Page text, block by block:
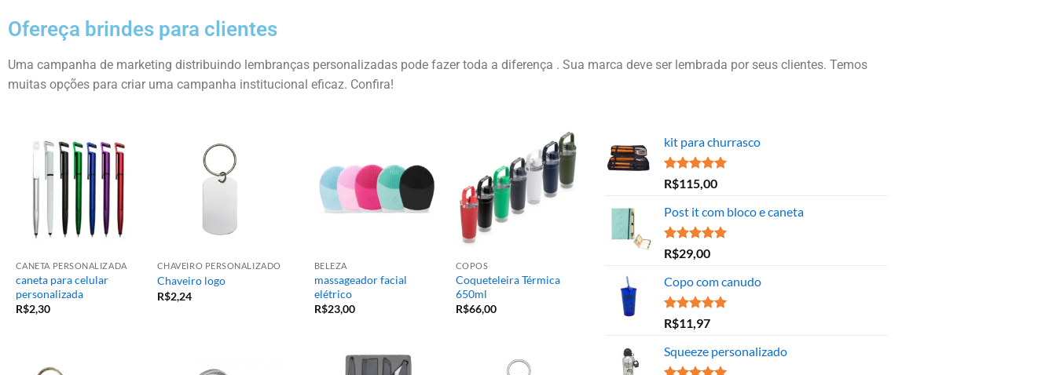
Ofereça brindes para clientes
Uma campanha de marketing distribuindo lembranças personalizadas pode fazer toda a diferença . Sua marca deve ser lembrada por seus clientes. Temos
muitas opções para criar uma campanha institucional eficaz. Confira!
CANETA PERSONALIZADA
caneta para celular
personalizada
R$2,30
CHAVEIRO PERSONALIZADO
Chaveiro logo
R$2,24
BELEZA
massageador facial
elétrico
R$23,00
COPOS
Coqueteleira Térmica
650ml
R$66,00
kit para churrasco
Avaliação
5.00
de 5
R$115,00
Post it com bloco e caneta
Avaliação
5.00
de 5
R$29,00
Copo com canudo
Avaliação
5.00
de 5
R$11,97
Squeeze personalizado